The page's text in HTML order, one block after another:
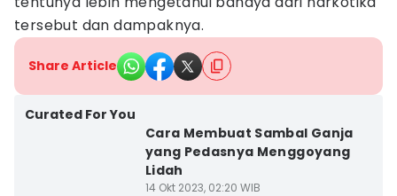
tersebut dan dampaknya.
Share Article
Curated For You
Cara Membuat Sambal Ganja
yang Pedasnya Menggoyang
Lidah
14 Okt 2023, 02:20 WIB